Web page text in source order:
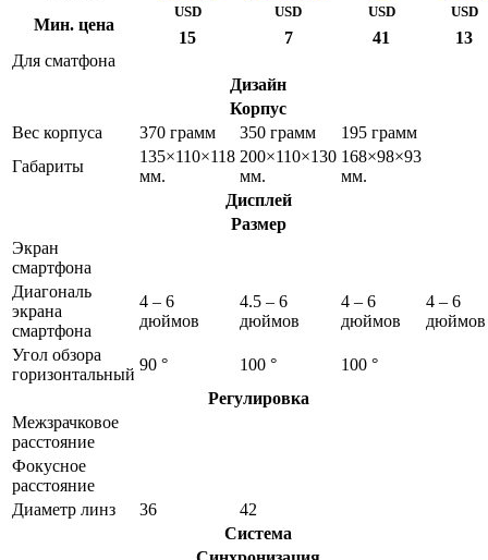
Мин. цена
USD
15
USD
7
USD
41
USD
13
Для сматфона
Дизайн
Корпус
Вес корпуса
370 грамм 350 грамм
195 грамм
Габариты
135×110×118
мм.
200×110×130
мм.
168×98×93
мм.
Дисплей
Размер
Экран
смартфона
Диагональ
экрана
смартфона
4 – 6
дюймов
4.5 – 6
дюймов
4 – 6
дюймов
4 – 6
дюймов
Угол обзора
горизонтальный
90 ° 100 °
100 °
Регулировка
Межзрачковое
расстояние
Фокусное
расстояние
Диаметр линз
36
42
Система